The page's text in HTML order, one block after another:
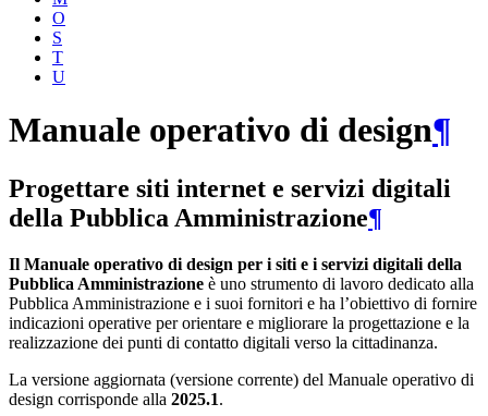
O
S
T
U
Manuale operativo di design¶
Progettare siti internet e servizi digitali
della Pubblica Amministrazione¶
Il Manuale operativo di design per i siti e i servizi digitali della
Pubblica Amministrazione è uno strumento di lavoro dedicato alla
Pubblica Amministrazione e i suoi fornitori e ha l’obiettivo di fornire
indicazioni operative per orientare e migliorare la progettazione e la
realizzazione dei punti di contatto digitali verso la cittadinanza.
La versione aggiornata (versione corrente) del Manuale operativo di
design corrisponde alla 2025.1.